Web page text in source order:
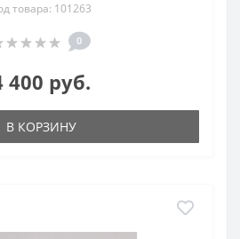
товара: 101263
0
400 руб.
В КОРЗИНУ